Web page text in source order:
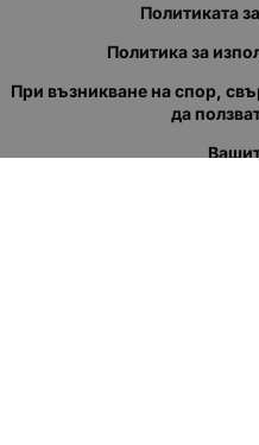
Политиката
Политика за
При възникване на спор,
да